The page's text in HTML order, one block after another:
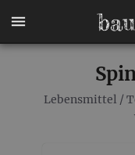
Lebensmittel /